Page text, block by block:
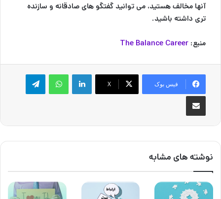
آنها مخالف هستید، می توانید گفتگو های صادقانه و سازنده
تری داشته باشید.
منبع: The Balance Career
فیس بوک X
لینکدینواتس آپ تلگرام
اشتراک گذاری از طریق ایمیل
نوشته های مشابه